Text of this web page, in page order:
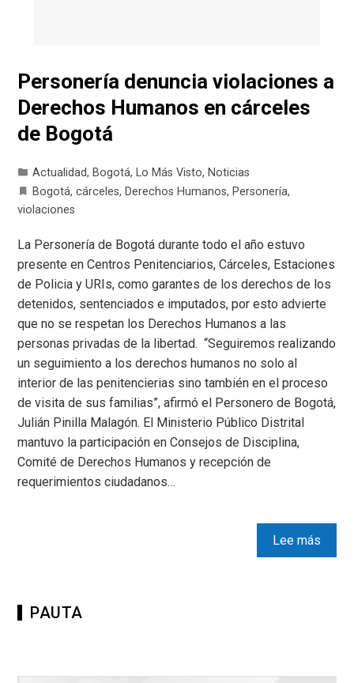
Personería denuncia violaciones a
Derechos Humanos en cárceles
de Bogotá
Actualidad, Bogotá, Lo Más Visto, Noticias
Bogotá,cárceles, Derechos Humanos, Personería,
violaciones
La Personería de Bogotá durante todo el año estuvo
presente en Centros Penitenciarios, Cárceles, Estaciones
de Policia y URIs, como garantes de los derechos de los
detenidos, sentenciados e imputados, por esto advierte
que no se respetan los Derechos Humanos a las
personas privadas de la libertad. “Seguiremos realizando
un seguimiento a los derechos humanos no solo al
interior de las penitencierias sino también en el proceso
de visita de sus familias”, afirmó el Personero de Bogotá,
Julián Pinilla Malagón. El Ministerio Público Distrital
mantuvo la participación en Consejos de Disciplina,
Comité de Derechos Humanos y recepción de
requerimientos ciudadanos…
Lee más
PAUTA